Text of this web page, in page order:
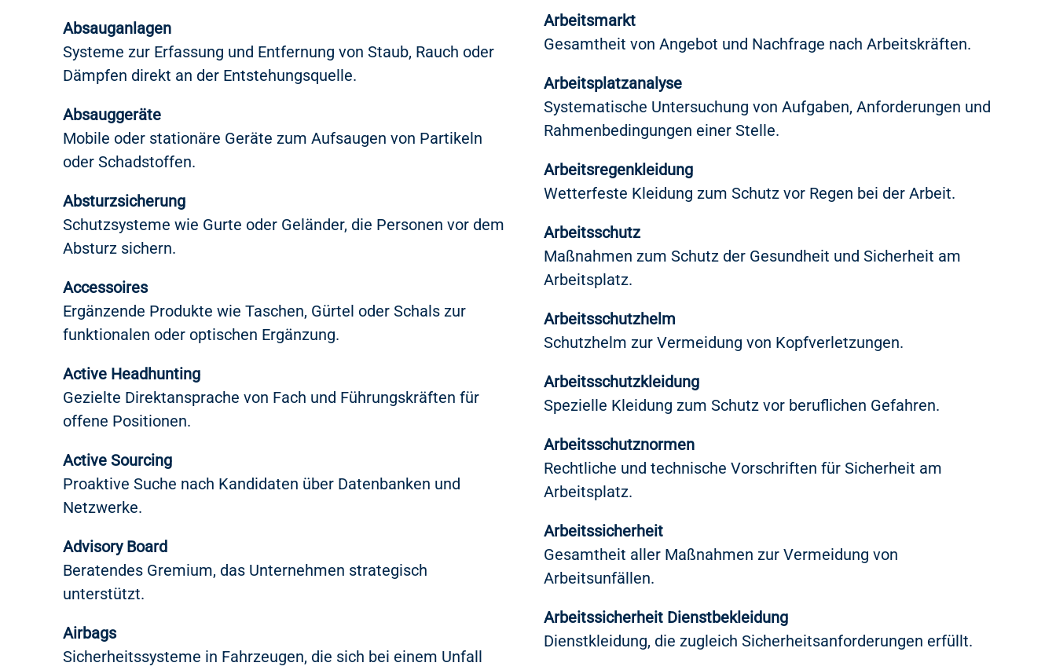
Absauganlagen
Systeme zur Erfassung und Entfernung von Staub, Rauch oder
Dämpfen direkt an der Entstehungsquelle.
Absauggeräte
Mobile oder stationäre Geräte zum Aufsaugen von Partikeln
oder Schadstoffen.
Absturzsicherung
Schutzsysteme wie Gurte oder Geländer, die Personen vor dem
Absturz sichern.
Accessoires
Ergänzende Produkte wie Taschen, Gürtel oder Schals zur
funktionalen oder optischen Ergänzung.
Active Headhunting
Gezielte Direktansprache von Fach und Führungskräften für
offene Positionen.
Active Sourcing
Proaktive Suche nach Kandidaten über Datenbanken und
Netzwerke.
Advisory Board
Beratendes Gremium, das Unternehmen strategisch
unterstützt.
Airbags
Sicherheitssysteme in Fahrzeugen, die sich bei einem Unfall
Arbeitsmarkt
Gesamtheit von Angebot und Nachfrage nach Arbeitskräften.
Arbeitsplatzanalyse
Systematische Untersuchung von Aufgaben, Anforderungen und
Rahmenbedingungen einer Stelle.
Arbeitsregenkleidung
Wetterfeste Kleidung zum Schutz vor Regen bei der Arbeit.
Arbeitsschutz
Maßnahmen zum Schutz der Gesundheit und Sicherheit am
Arbeitsplatz.
Arbeitsschutzhelm
Schutzhelm zur Vermeidung von Kopfverletzungen.
Arbeitsschutzkleidung
Spezielle Kleidung zum Schutz vor beruflichen Gefahren.
Arbeitsschutznormen
Rechtliche und technische Vorschriften für Sicherheit am
Arbeitsplatz.
Arbeitssicherheit
Gesamtheit aller Maßnahmen zur Vermeidung von
Arbeitsunfällen.
Arbeitssicherheit Dienstbekleidung
Dienstkleidung, die zugleich Sicherheitsanforderungen erfüllt.